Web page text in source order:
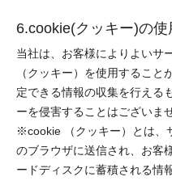
6.cookie(クッキー)の使
当社は、お客様によりよいサ
（クッキー）を使用するこ
定できる情報の収集を行える
ーを侵害することはございま
※cookie （クッキー）とは、
のブラウザに送信され、お客
ードディスクに蓄積される情